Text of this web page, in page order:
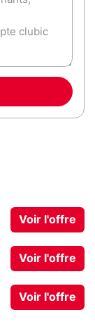
Voir l'offre
Voir l'offre
Voir l'offre